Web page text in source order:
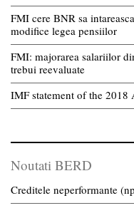
FMI cere BNR sa
modifice legea pensiilor
FMI: majorarea salariilor
trebui reevaluate
IMF statement of the
Noutati BERD
Creditele neperformante